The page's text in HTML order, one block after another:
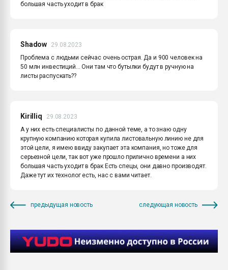
большая часть уходит в брак
Shadow
29.08.2023
Проблема с людьми сейчас очень острая. Да и 900 человек на
50 млн инвестиций... Они там что бутылки будут в ручную на
листы распускать??
Kirilliq
29.08.2023
А у них есть специалисты по данной теме, а то знаю одну
крупную компанию которая купила листовальную линию не для
этой цели, я имею ввиду закупает эта компания, но тоже для
серьезной цели, так вот уже прошло прилично времени а них
большая часть уходит в брак Есть спецы, они давно производят.
Даже тут их технолог есть, нас с вами читает.
предыдущая новость следующая новость